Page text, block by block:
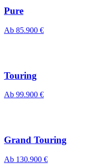
Pure
Ab 85.900 €
Touring
Ab 99.900 €
Grand Touring
Ab 130.900 €